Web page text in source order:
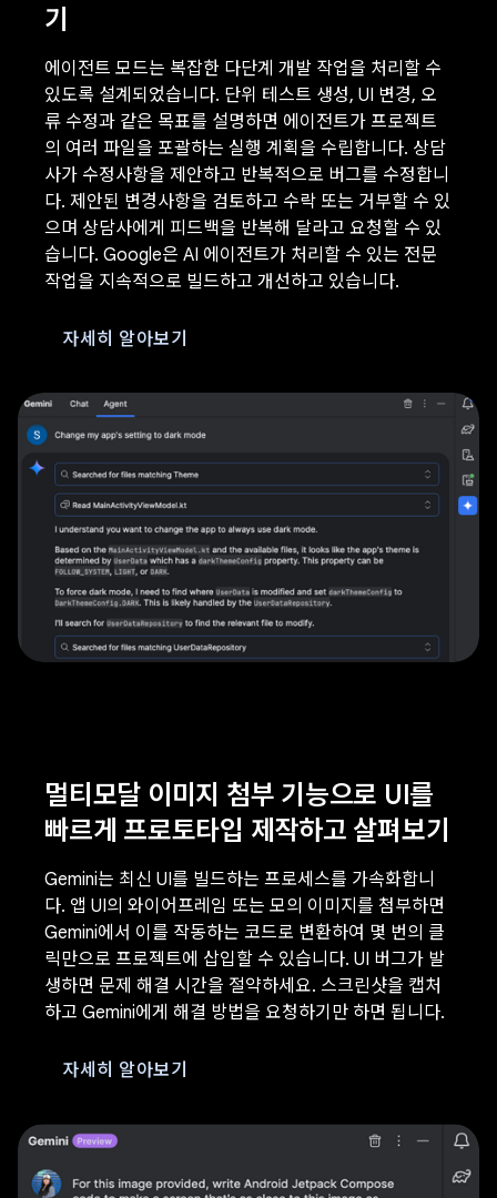
기
에이전트 모드는 복잡한 다단계 개발 작업을 처리할 수
있도록 설계되었습니다. 단위 테스트 생성, UI 변경, 오
류 수정과 같은 목표를 설명하면 에이전트가 프로젝트
의 여러 파일을 포괄하는 실행 계획을 수립합니다. 상담
사가 수정사항을 제안하고 반복적으로 버그를 수정합니
다. 제안된 변경사항을 검토하고 수락 또는 거부할 수 있
으며 상담사에게 피드백을 반복해 달라고 요청할 수 있
습니다. Google은 AI 에이전트가 처리할 수 있는 전문
작업을 지속적으로 빌드하고 개선하고 있습니다.
자세히 알아보기
멀티모달 이미지 첨부 기능으로 UI를
빠르게 프로토타입 제작하고 살펴보기
Gemini는 최신 UI를 빌드하는 프로세스를 가속화합니
다. 앱 UI의 와이어프레임 또는 모의 이미지를 첨부하면
Gemini에서 이를 작동하는 코드로 변환하여 몇 번의 클
릭만으로 프로젝트에 삽입할 수 있습니다. UI 버그가 발
생하면 문제 해결 시간을 절약하세요. 스크린샷을 캡처
하고 Gemini에게 해결 방법을 요청하기만 하면 됩니다.
자세히 알아보기